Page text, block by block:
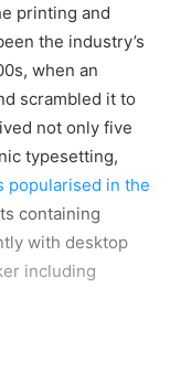
printing and
the industry’s
when an
scrambled it to
not only five
typesetting,
popularised in the
containing
with desktop
including